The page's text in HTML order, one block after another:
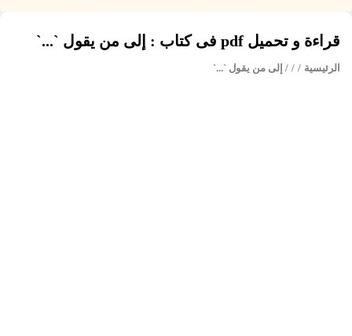
قراءة و تحميل pdf فى كتاب : إلى من يقول `...`
الرئيسية /
/ / إلى من يقول `...`